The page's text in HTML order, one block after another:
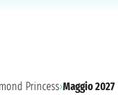
Princess›Maggio 2027